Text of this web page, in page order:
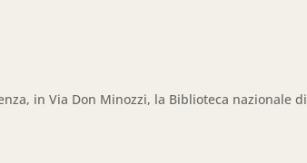
in Via Don Minozzi, la Biblioteca nazionale di